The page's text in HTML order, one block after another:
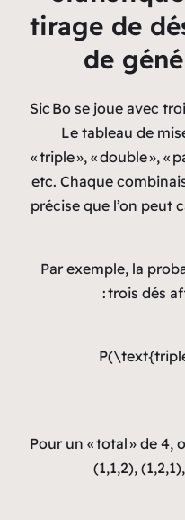
tirage de
de
Sic Bo se joue avec
Le tableau de
« triple », « double », «
etc. Chaque
précise que l’on peut
Par exemple, la
trois dés
Pour un « total » de
(1,1,2),